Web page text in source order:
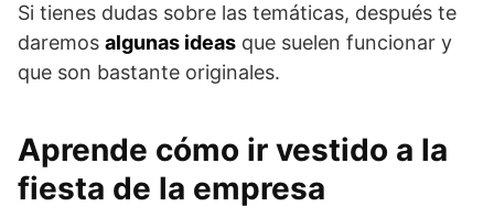
Si tienes dudas sobre las temáticas, después te
daremos algunas ideas que suelen funcionar y
que son bastante originales.
Aprende cómo ir vestido a la
fiesta de la empresa